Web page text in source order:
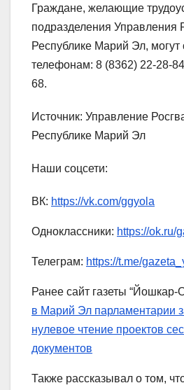
Граждане, желающие
подразделения Управления
Республике Марий Эл, могут
телефонам: 8 (8362) 22-28-
68.
Источник: Управление
Республике Марий Эл
Наши соцсети:
ВК: https://vk.com/ggyola
Одноклассники: https://ok.ru/
Телеграм: https://t.me/
Ранее сайт газеты “Йошкар-
в Марий Эл парламентарии
нулевое чтение проектов
документов
Также рассказывал о том,